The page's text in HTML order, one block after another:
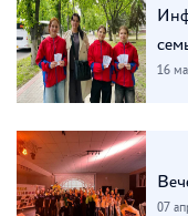
16
07